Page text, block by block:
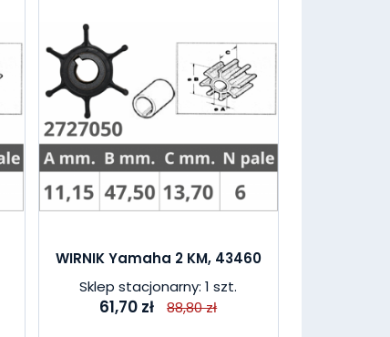
WIRNIK Yamaha 2 KM, 43460
Sklep stacjonarny: 1 szt.
61,70 zł 88,80 zł